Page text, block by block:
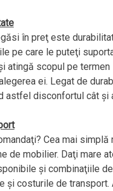
în preţ este
pe care le puteţi
atingă scopul pe
ei. Legat de
astfel disconfortul cât şi
Cea mai
de mobilier. Daţi mare
şi combinaţiile
şi costurile de